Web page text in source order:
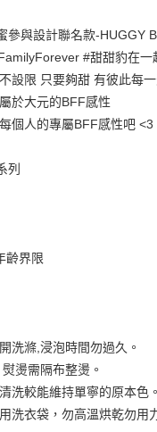
付你分期」，訂單成立後會自動
，選擇欲分期的期數、繳款截
期數及費用金額請依後續交易確
如未前往確認交易或遇審核未通
未通過狀況，表示未達大哥付
帳單，「大哥付你分期」於每月
單後，可選擇「超商條碼／台灣
MONEY」等通路繳費。
哥大股份有限公司」（以下簡稱
本服務購買商品或服務，並由
含以上)免運費
含以上)免運費
含以上)免運費
含以上)免運費
參與設計聯名款-HUGGY
#甜甜豹在一
設限 只要夠甜 有彼此每
於大元的BFF感性
個人的專屬BFF感性吧 <3
列
齡界限
洗滌,浸泡時間勿過久。
燙需隔布整燙。
洗較能維持單寧的原本色。
洗衣袋，勿高溫烘乾勿用